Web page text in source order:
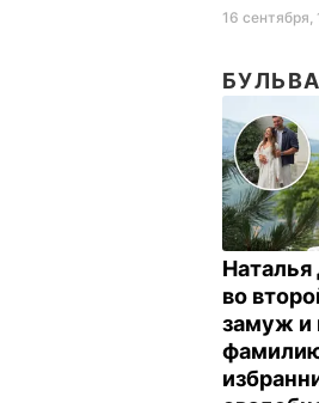
16 сентября,
во
замуж и